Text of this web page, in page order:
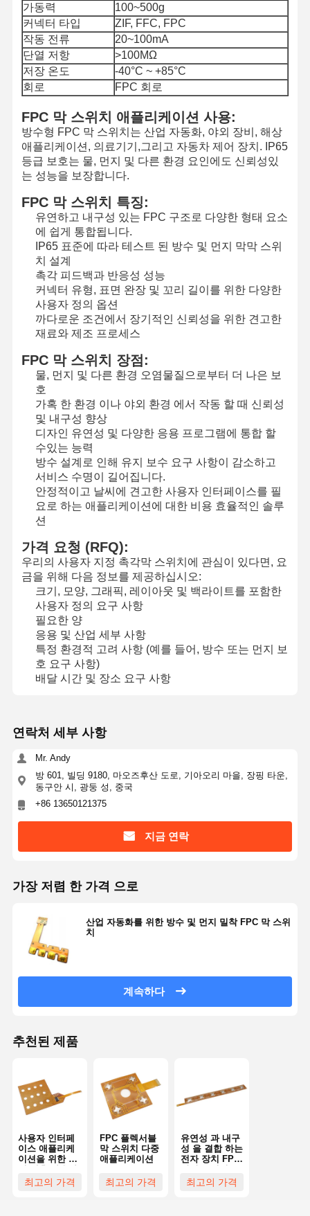
집 제품
것
공장 투어 품질 관리 저희와 연락 뉴스
인용 을 요청
맞춘 멤브레인 스위치
백라이트 멤브레인 스위치
키패드 멤브레인 스위치
PET 회로
금속 돔 조립
PMMA 렌즈
가동력
100~500g
커넥터 타입
ZIF, FFC, FPC
작동 전류
20~100mA
단열 저항
>100MΩ
저장 온도
-40°C ~ +85°C
회로
FPC 회로
FPC 막 스위치 애플리케이션 사용:
방수형 FPC 막 스위치는 산업 자동화, 야외 장비, 해상
애플리케이션, 의료기기,그리고 자동차 제어 장치. IP65
등급 보호는 물, 먼지 및 다른 환경 요인에도 신뢰성있
는 성능을 보장합니다.
FPC 막 스위치 특징:
유연하고 내구성 있는 FPC 구조로 다양한 형태 요소
에 쉽게 통합됩니다.
IP65 표준에 따라 테스트 된 방수 및 먼지 막막 스위
치 설계
촉각 피드백과 반응성 성능
커넥터 유형, 표면 완장 및 꼬리 길이를 위한 다양한
사용자 정의 옵션
까다로운 조건에서 장기적인 신뢰성을 위한 견고한
재료와 제조 프로세스
FPC 막 스위치 장점:
물, 먼지 및 다른 환경 오염물질으로부터 더 나은 보
호
가혹 한 환경 이나 야외 환경 에서 작동 할 때 신뢰성
및 내구성 향상
디자인 유연성 및 다양한 응용 프로그램에 통합 할
수있는 능력
방수 설계로 인해 유지 보수 요구 사항이 감소하고
서비스 수명이 길어집니다.
안정적이고 날씨에 견고한 사용자 인터페이스를 필
요로 하는 애플리케이션에 대한 비용 효율적인 솔루
션
가격 요청 (RFQ):
우리의 사용자 지정 촉각막 스위치에 관심이 있다면, 요
금을 위해 다음 정보를 제공하십시오:
크기, 모양, 그래픽, 레이아웃 및 백라이트를 포함한
사용자 정의 요구 사항
필요한 양
응용 및 산업 세부 사항
특정 환경적 고려 사항 (예를 들어, 방수 또는 먼지 보
호 요구 사항)
배달 시간 및 장소 요구 사항
연락처 세부 사항
Mr. Andy
방 601, 빌딩 9180, 마오즈후산 도로, 기아오리 마을, 장핑 타운,
동구안 시, 광둥 성, 중국
+86 13650121375
지금 연락
가장 저렴 한 가격 으로
산업 자동화를 위한 방수 및 먼지 밀착 FPC 막 스위
치
계속하다
추천된 제품
사용자 인터페
이스 애플리케
이션을 위한 단
정의 가능한
FPC 막 스위치
최고의 가격
FPC 플렉서블
막 스위치 다중
애플리케이션
최고의 가격
유연성 과 내구
성 을 결합 하는
전자 장치 FPC
최고의 가격